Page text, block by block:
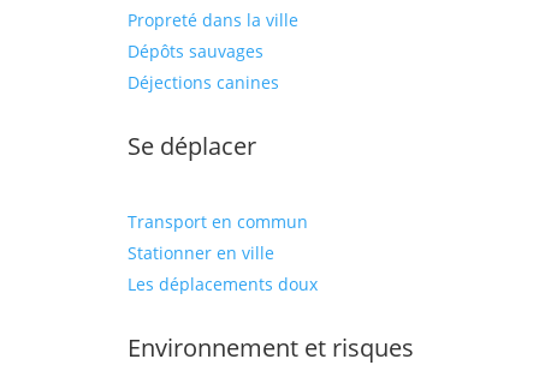
Propreté dans la ville
Dépôts sauvages
Déjections canines
Se déplacer
Transport en commun
Stationner en ville
Les déplacements doux
Environnement et risques